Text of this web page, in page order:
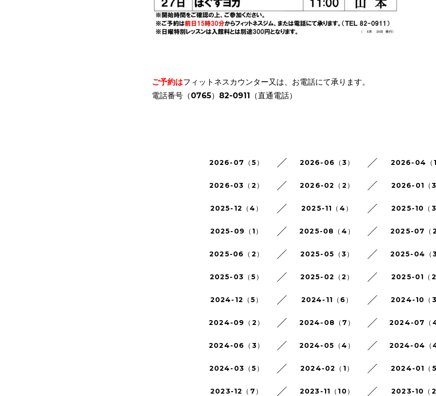
ご予約はフィットネスカウンター又は、お電話にて承ります。
電話番号（0765）82-0911（直通電話）
2026-07（5） 2026-06（3） 2026-04（1
2026-03（2） 2026-02（2） 2026-01（3
2025-12（4） 2025-11（4） 2025-10（3
2025-09（1） 2025-08（4） 2025-07（2
2025-06（2） 2025-05（3） 2025-04（3
2025-03（5） 2025-02（2） 2025-01（2
2024-12（5） 2024-11（6） 2024-10（3
2024-09（2） 2024-08（7） 2024-07（4
2024-06（3） 2024-05（4） 2024-04（4
2024-03（5） 2024-02（1） 2024-01（5
2023-12（7） 2023-11（10） 2023-10（2